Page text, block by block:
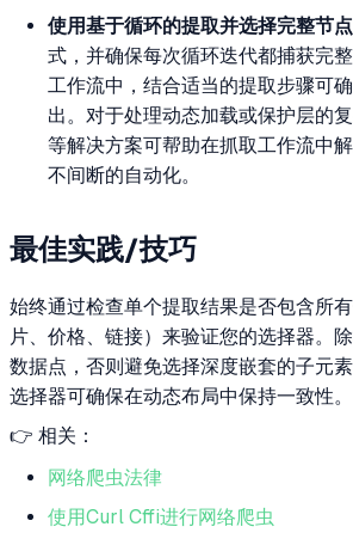
使用基于循环的提取并选择完整节点
式，并确保每次循环迭代都捕获完
工作流中，结合适当的提取步骤可
出。对于处理动态加载或保护层的复
等解决方案可帮助在抓取工作流中
不间断的自动化。
最佳实践/技巧
始终通过检查单个提取结果是否包含所
片、价格、链接）来验证您的选择器。
数据点，否则避免选择深度嵌套的子元
选择器可确保在动态布局中保持一致性。
👉 相关：
网络爬虫法律
使用Curl Cffi进行网络爬虫